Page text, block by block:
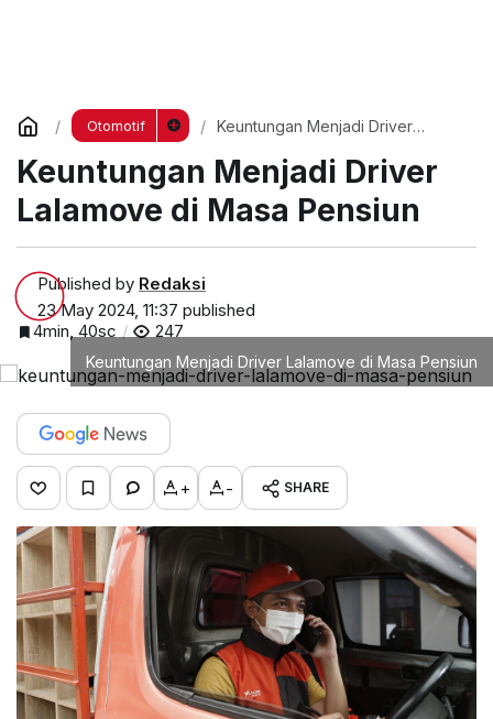
Otomotif
Keuntungan Menjadi Driver
Keuntungan Menjadi Driver
Lalamove di Masa Pensiun
Published by Redaksi
23 May 2024, 11:37 published
4min, 40sc
247
Keuntungan Menjadi Driver Lalamove di Masa Pensiun
+ - SHARE